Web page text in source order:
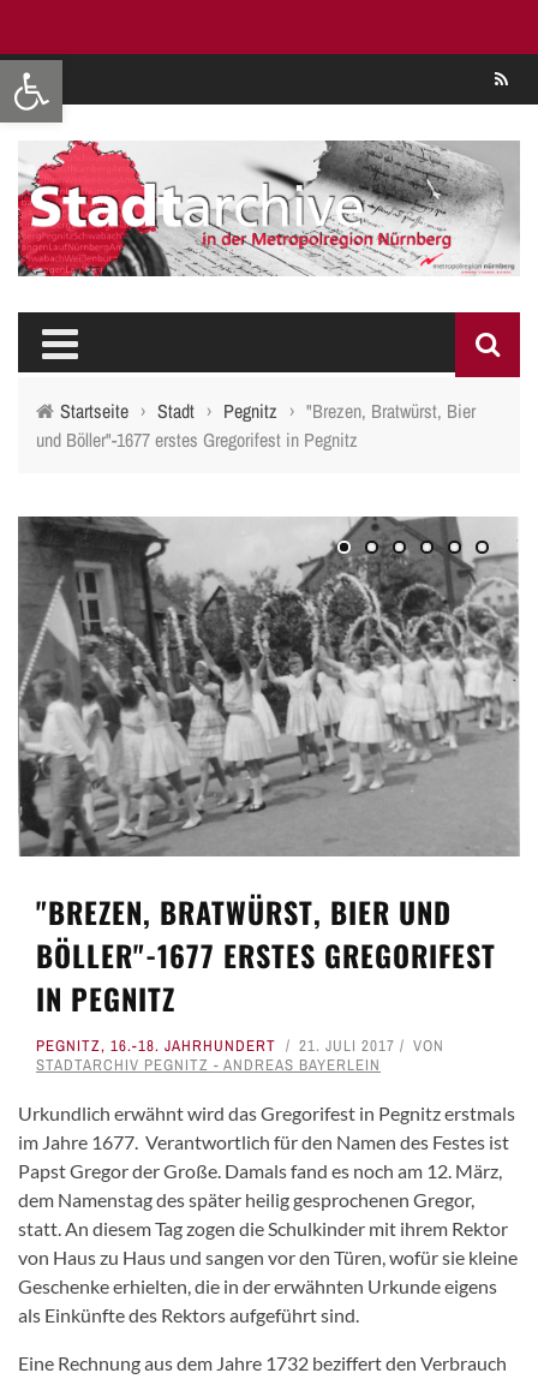
Werkzeugleiste öffnen
Startseite › Stadt › Pegnitz › "Brezen, Bratwürst, Bier
und Böller"-1677 erstes Gregorifest in Pegnitz
"BREZEN, BRATWÜRST, BIER UND
BÖLLER"-1677 ERSTES GREGORIFEST
IN PEGNITZ
PEGNITZ, 16.-18. JAHRHUNDERT 21. JULI 2017
VON
STADTARCHIV PEGNITZ - ANDREAS BAYERLEIN
Urkundlich erwähnt wird das Gregorifest in Pegnitz erstmals
im Jahre 1677. Verantwortlich für den Namen des Festes ist
Papst Gregor der Große. Damals fand es noch am 12. März,
dem Namenstag des später heilig gesprochenen Gregor,
statt. An diesem Tag zogen die Schulkinder mit ihrem Rektor
von Haus zu Haus und sangen vor den Türen, wofür sie kleine
Geschenke erhielten, die in der erwähnten Urkunde eigens
als Einkünfte des Rektors aufgeführt sind.
Eine Rechnung aus dem Jahre 1732 beziffert den Verbrauch